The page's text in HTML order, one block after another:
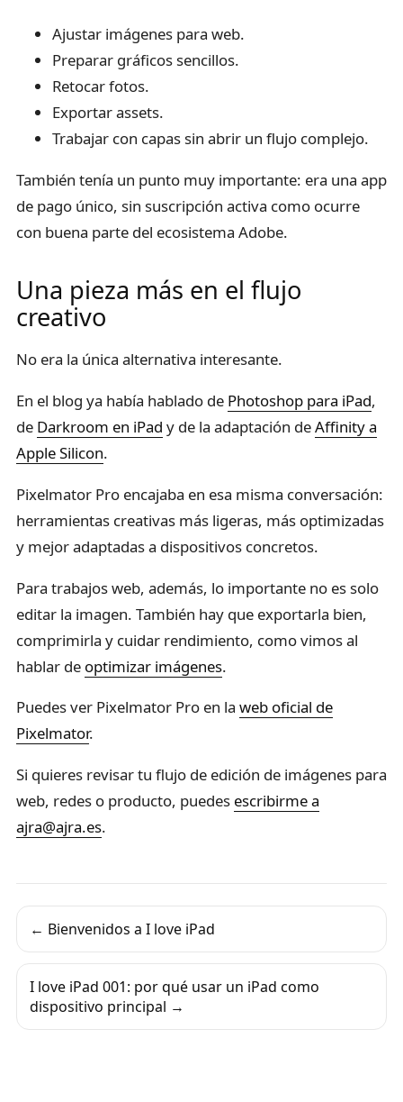
Ajustar imágenes para web.
Preparar gráficos sencillos.
Retocar fotos.
Exportar assets.
Trabajar con capas sin abrir un flujo complejo.
También tenía un punto muy importante: era una app
de pago único, sin suscripción activa como ocurre
con buena parte del ecosistema Adobe.
Una pieza más en el flujo
creativo
No era la única alternativa interesante.
En el blog ya había hablado de Photoshop para iPad,
de Darkroom en iPad y de la adaptación deAffinity a
Apple Silicon.
Pixelmator Pro encajaba en esa misma conversación:
herramientas creativas más ligeras, más optimizadas
y mejor adaptadas a dispositivos concretos.
Para trabajos web, además, lo importante no es solo
editar la imagen. También hay que exportarla bien,
comprimirla y cuidar rendimiento, como vimos al
hablar de optimizar imágenes.
Puedes ver Pixelmator Pro en la web oficial de
Pixelmator.
Si quieres revisar tu flujo de edición de imágenes para
web, redes o producto, puedes escribirme a
ajra@ajra.es.
← Bienvenidos a I love iPad
I love iPad 001: por qué usar un iPad como
dispositivo principal →